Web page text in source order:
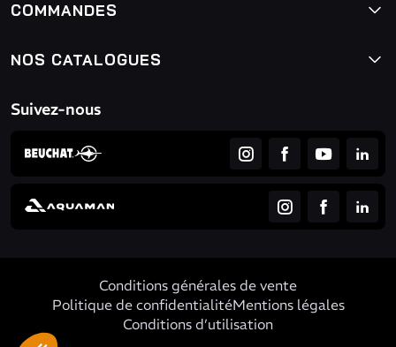
COMMANDES
NOS CATALOGUES
Suivez-nous
Conditions générales de vente
Politique de confidentialitéMentions légales
Conditions d’utilisation